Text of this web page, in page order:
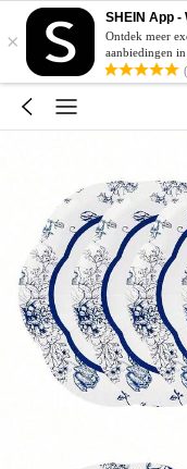
×
SHEIN App
Ontdek meer
aanbiedingen